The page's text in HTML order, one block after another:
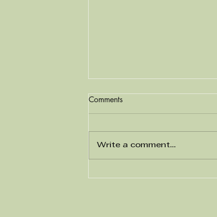
Comments
Write a comment...